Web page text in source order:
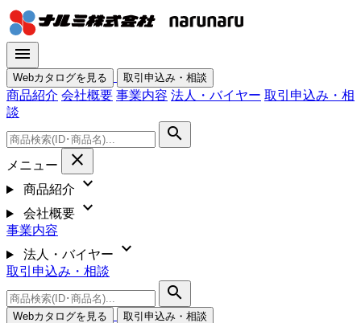
menu
Webカタログを見る 取引申込み・相談
商品紹介 会社概要 事業内容 法人・バイヤー 取引申込み・相
談
search
メニュー close
商品紹介 expand_more
会社概要 expand_more
事業内容
法人・バイヤー
expand_more
取引申込み・相談
search
Webカタログを見る 取引申込み・相談